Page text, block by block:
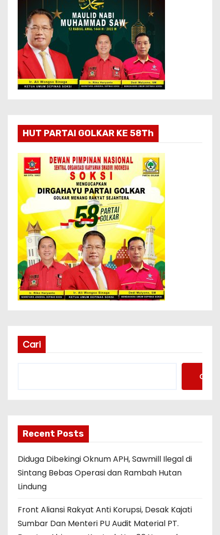
HUT PARTAI GOLKAR KE 58Th
Cari
Cari
Recent Posts
Diduga Dibekingi Oknum APH, Sawmill Ilegal di
Sintang Bebas Operasi dan Rambah Hutan
Lindung
Front Aliansi Rakyat Anti Korupsi, Desak Kajati
Sumbar Dan Menteri PU Audit Material PT.